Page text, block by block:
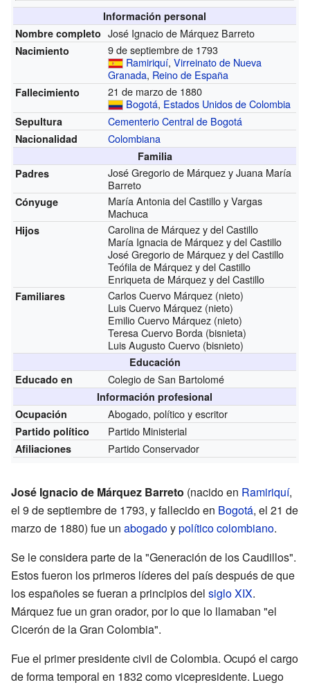
Información personal
Nombre completo José Ignacio de Márquez Barreto
Nacimiento
9 de septiembre de 1793
Ramiriquí,Virreinato de Nueva
Granada, Reino de España
Fallecimiento
21 de marzo de 1880
Bogotá, Estados Unidos de Colombia
Sepultura Cementerio Central de Bogotá
Nacionalidad Colombiana
Familia
Padres
José Gregorio de Márquez y Juana María
Barreto
Cónyuge
María Antonia del Castillo y Vargas
Machuca
Hijos
Carolina de Márquez y del Castillo
María Ignacia de Márquez y del Castillo
José Gregorio de Márquez y del Castillo
Teófila de Márquez y del Castillo
Enriqueta de Márquez y del Castillo
Familiares
Carlos Cuervo Márquez (nieto)
Luis Cuervo Márquez (nieto)
Emilio Cuervo Márquez (nieto)
Teresa Cuervo Borda (bisnieta)
Luis Augusto Cuervo (bisnieto)
Educación
Educado en
Colegio de San Bartolomé
Información profesional
Ocupación
Abogado, político y escritor
Partido político Partido Ministerial
Afiliaciones Partido Conservador
José Ignacio de Márquez Barreto (nacido en Ramiriquí,
el 9 de septiembre de 1793, y fallecido en Bogotá, el 21 de
marzo de 1880) fue un abogadoypolíticocolombiano.
Se le considera parte de la "Generación de los Caudillos".
Estos fueron los primeros líderes del país después de que
los españoles se fueran a principios del siglo XIX.
Márquez fue un gran orador, por lo que lo llamaban "el
Cicerón de la Gran Colombia".
Fue el primer presidente civil de Colombia. Ocupó el cargo
de forma temporal en 1832 como vicepresidente. Luego